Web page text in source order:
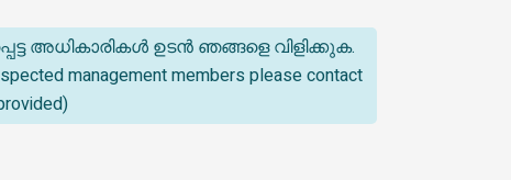
അധികാരികൾ ഉടൻ ഞങ്ങളെ വിളിക്കുക.
management members please contact